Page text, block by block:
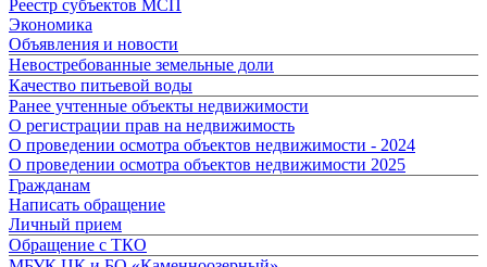
Реестр субъектов МСП
Экономика
Объявления и новости
Невостребованные земельные доли
Качество питьевой воды
Ранее учтенные объекты недвижимости
О регистрации прав на недвижимость
О проведении осмотра объектов недвижимости - 2024
О проведении осмотра объектов недвижимости 2025
Гражданам
Написать обращение
Личный прием
Обращение с ТКО